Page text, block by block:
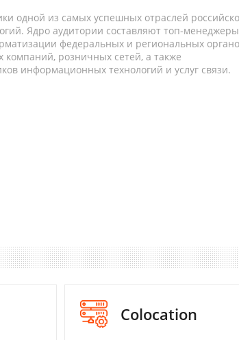
одной из самых успешных отраслей
Ядро аудитории составляют топ-
федеральных и региональных
компаний, розничных сетей, а также
информационных технологий и услуг связи.
Colocation